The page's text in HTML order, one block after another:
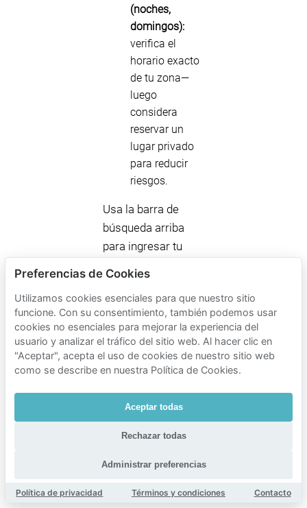
(noches,
domingos):
verifica el
horario exacto
de tu zona—
luego
considera
reservar un
lugar privado
para reducir
riesgos.
Usa la barra de
búsqueda arriba
para ingresar tu
los lugares
reservados
disponibles en
Grunobuurt con el
estacionamiento
público que
pagarías al llegar.
Consejo:también
en las FAQ abajo se
sobre pagos,
Preferencias de Cookies
Utilizamos cookies esenciales para que nuestro sitio
funcione. Con su consentimiento, también podemos usar
cookies no esenciales para mejorar la experiencia del
usuario y analizar el tráfico del sitio web. Al hacer clic en
"Aceptar", acepta el uso de cookies de nuestro sitio web
como se describe en nuestra Política de Cookies.
Aceptar todas
Rechazar todas
Administrar preferencias
Política de privacidad Términos y condiciones Contacto